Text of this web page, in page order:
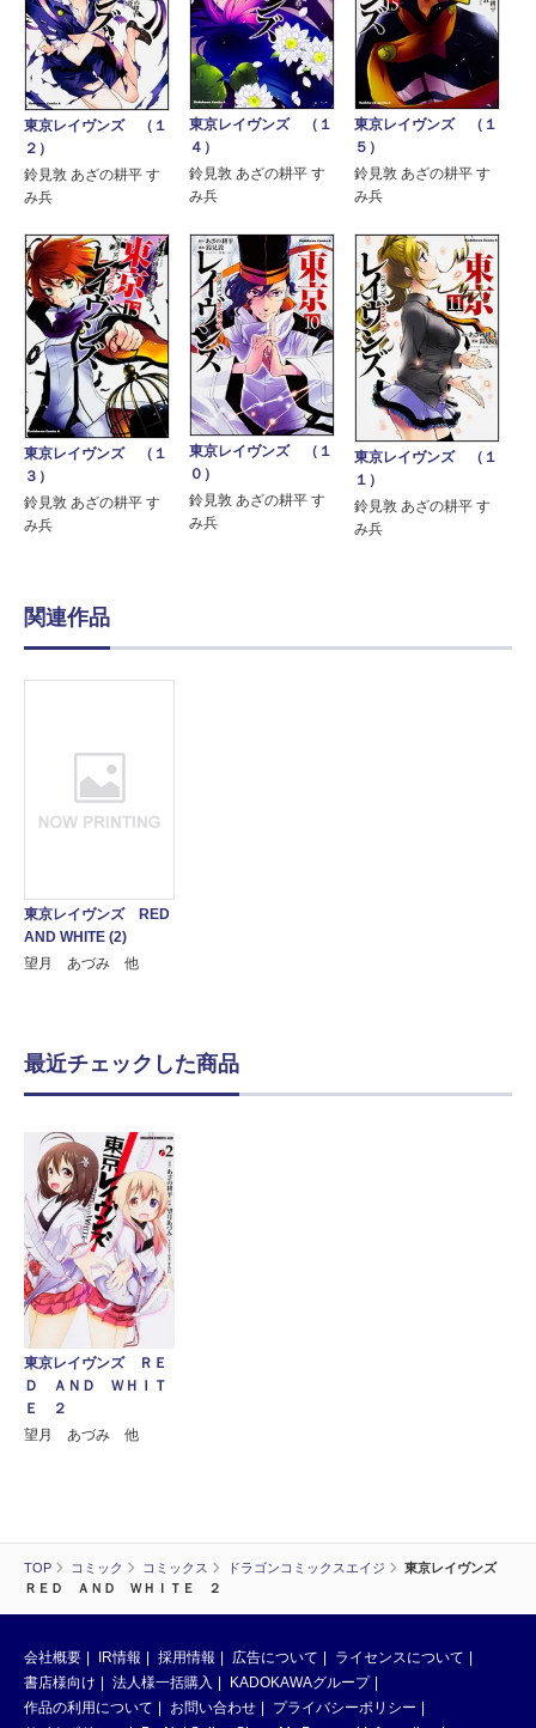
TOP コミック コミックス ドラゴンコミックスエイジ
東京レイヴンズ
ＲＥＤ ＡＮＤ ＷＨＩＴＥ ２
東京レイヴンズ （１
２）
鈴見敦 あざの耕平 す
み兵
東京レイヴンズ （１
４）
鈴見敦 あざの耕平 す
み兵
東京レイヴンズ （１
５）
鈴見敦 あざの耕平 す
み兵
東京レイヴンズ （１
３）
鈴見敦 あざの耕平 す
み兵
東京レイヴンズ （１
０）
鈴見敦 あざの耕平 す
み兵
東京レイヴンズ （１
１）
鈴見敦 あざの耕平 す
み兵
関連作品
東京レイヴンズ RED
AND WHITE (2)
望月 あづみ 他
最近チェックした商品
東京レイヴンズ ＲＥ
Ｄ ＡＮＤ ＷＨＩＴ
Ｅ ２
望月 あづみ 他
会社概要 IR情報 採用情報 広告について
ライセンスについて
書店様向け
法人様一括購入
KADOKAWAグループ
作品の利用について
お問い合わせ
プライバシーポリシー